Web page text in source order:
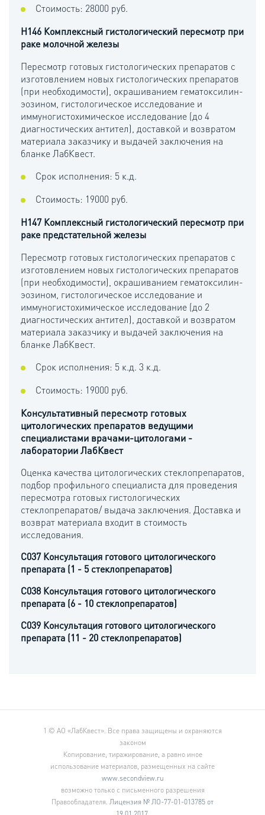
Стоимость: 28000 руб.
H146 Комплексный гистологический пересмотр при
раке молочной железы
Пересмотр готовых гистологических препаратов с
изготовлением новых гистологических препаратов
(при необходимости), окрашиванием гематоксилин-
эозином, гистологическое исследование и
иммуногистохимическое исследование (до 4
диагностических антител), доставкой и возвратом
материала заказчику и выдачей заключения на
бланке ЛабКвест.
Срок исполнения: 5 к.д.
Стоимость: 19000 руб.
H147 Комплексный гистологический пересмотр при
раке предстательной железы
Пересмотр готовых гистологических препаратов с
изготовлением новых гистологических препаратов
(при необходимости), окрашиванием гематоксилин-
эозином, гистологическое исследование и
иммуногистохимическое исследование (до 2
диагностических антител), доставкой и возвратом
материала заказчику и выдачей заключения на
бланке ЛабКвест.
Срок исполнения: 5 к.д. 3 к.д.
Стоимость: 19000 руб.
Консультативный пересмотр готовых
цитологических препаратов ведущими
специалистами врачами-цитологами -
лаборатории ЛабКвест
Оценка качества цитологических стеклопрепаратов,
подбор профильного специалиста для проведения
пересмотра готовых гистологических
стеклопрепаратов/ выдача заключения. Доставка и
возврат материала входит в стоимость
исследования.
C037 Консультация готового цитологического
препарата (1 - 5 стеклопрепаратов)
C038 Консультация готового цитологического
препарата (6 - 10 стеклопрепаратов)
C039 Консультация готового цитологического
препарата (11 - 20 стеклопрепаратов)
1 © АО «ЛабКвест». Все права защищены и охраняются
законом
Копирование, тиражирование, а равно иное
использование материалов, размещенных на сайте
www.secondview.ru
возможно только с письменного разрешения
Правообладателя. Лицензия № ЛО-77-01-013785 от